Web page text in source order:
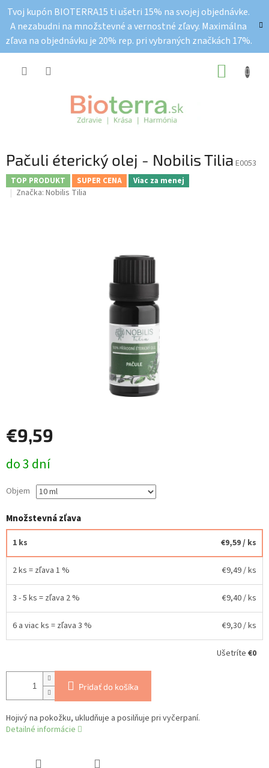
obsah
Tvoj kupón BIOTERRA15 ti ušetri 15% na svojej objednávke.
A nezabudni na množstevné a vernostné zľavy. Maximálna
zľava na objednávku je 20% rep. pri vybraných značkách 17%.
Pačuli éterický olej - Nobilis Tilia E0053
TOP PRODUKT SUPER CENA Viac za menej
Značka: Nobilis Tilia
€9,59
cena:
do 3 dní
Objem
Množstevná zľava
1 ks €9,59/ ks
2 ks = zľava 1 % €9,49/ ks
3 - 5 ks = zľava 2 % €9,40/ ks
6 a viac ks = zľava 3 % €9,30/ ks
Ušetríte €0
Pridať do košíka
Hojivý na pokožku, ukludňuje a posilňuje pri vyčerpaní.
Detailné informácie